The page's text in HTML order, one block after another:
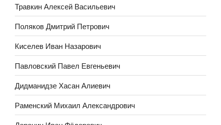
Травкин Алексей Васильевич
Поляков Дмитрий Петрович
Киселев Иван Назарович
Павловский Павел Евгеньевич
Дидманидзе Хасан Алиевич
Раменский Михаил Александрович